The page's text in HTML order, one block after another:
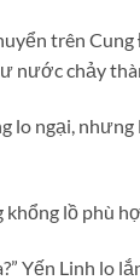
trên Cung
nước chảy
lo ngại,
khổng lồ phù
Yến Linh lo